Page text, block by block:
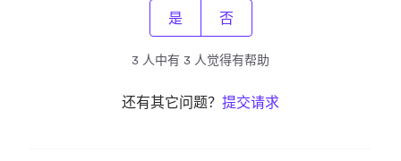
是 否
3 人中有 3 人觉得有帮助
还有其它问题？ 提交请求